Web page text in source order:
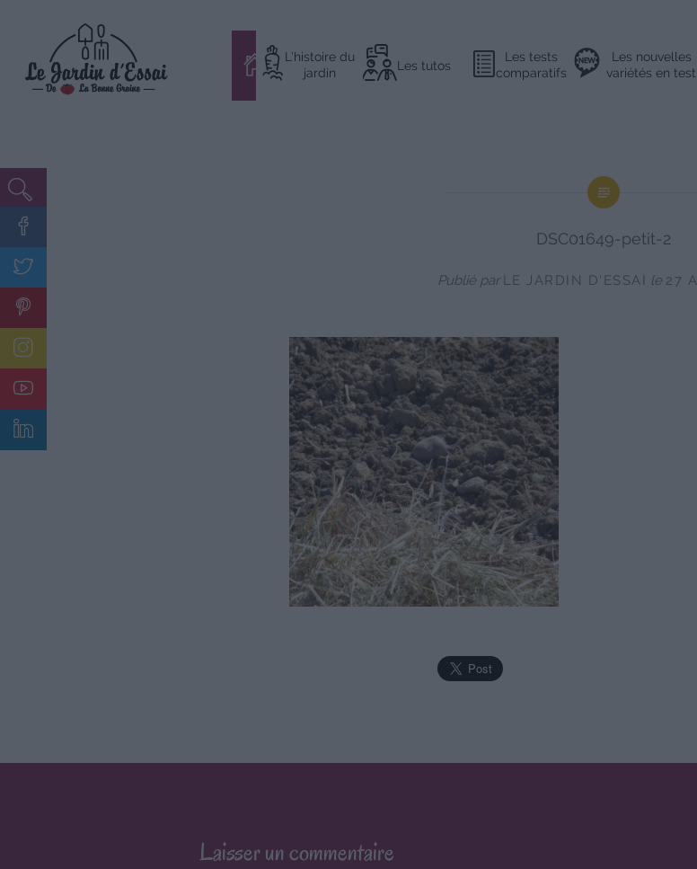
contenu
#
L’histoire du
jardin
Les tutos
Les tests
comparatifs
Les nouvelles
variétés en test
DSC01649-petit-2
Publié parLE JARDIN D'ESSAI le 27
Laisser un commentaire